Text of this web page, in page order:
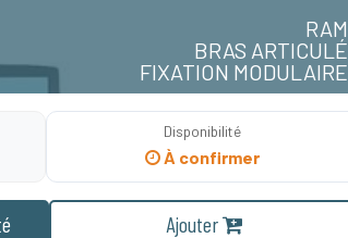
RAM
BRAS ARTICULÉ
FIXATION MODULAIRE
Disponibilité
À confirmer
Ajouter